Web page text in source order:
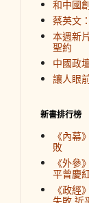
和中國
蔡英文
本週新
聖約
中國政
讓人眼
新書排行榜
《內幕
敗
《外參
平曾慶
《政經